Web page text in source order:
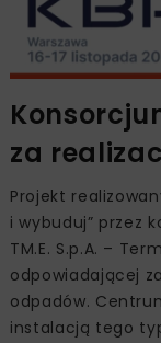
za
Projekt
i wybuduj” przez
TM.E. S.p.A. –
odpowiadającej
odpadów.
instalacją tego